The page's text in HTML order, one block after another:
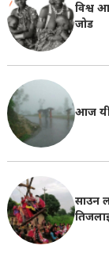
विश्व
जोड
आज यी
साउन